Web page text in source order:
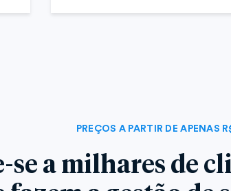
PREÇOS A PARTIR DE APENAS
se a milhares de